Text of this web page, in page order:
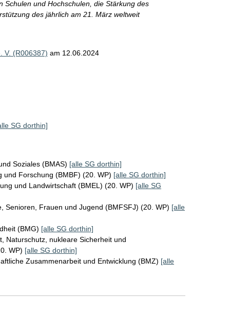
und Hochschulen, die Stärkung des
des jährlich am 21. März weltweit
V. (R006387) am 12.06.2024
SG dorthin]
Soziales (BMAS) [alle SG dorthin]
und Forschung (BMBF) (20. WP) [alle SG dorthin]
und Landwirtschaft (BMEL) (20. WP) [alle SG
Senioren, Frauen und Jugend (BMFSFJ) (20. WP) [alle
(BMG) [alle SG dorthin]
Naturschutz, nukleare Sicherheit und
WP) [alle SG dorthin]
Zusammenarbeit und Entwicklung (BMZ) [alle